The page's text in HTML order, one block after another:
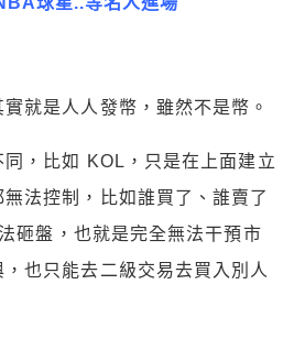
就是人人發幣，雖然不是幣。
，比如 KOL，只是在上面建立
法控制，比如誰買了、誰賣了
砸盤，也就是完全無法干預市
也只能去二級交易去買入別人